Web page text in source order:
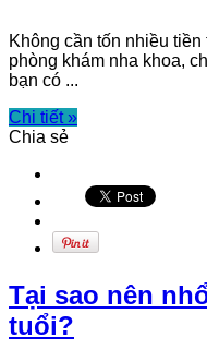
Không cần tốn nhiều
phòng khám nha khoa,
bạn có ...
Chi tiết »
Chia sẻ
Tại sao nên
tuổi?